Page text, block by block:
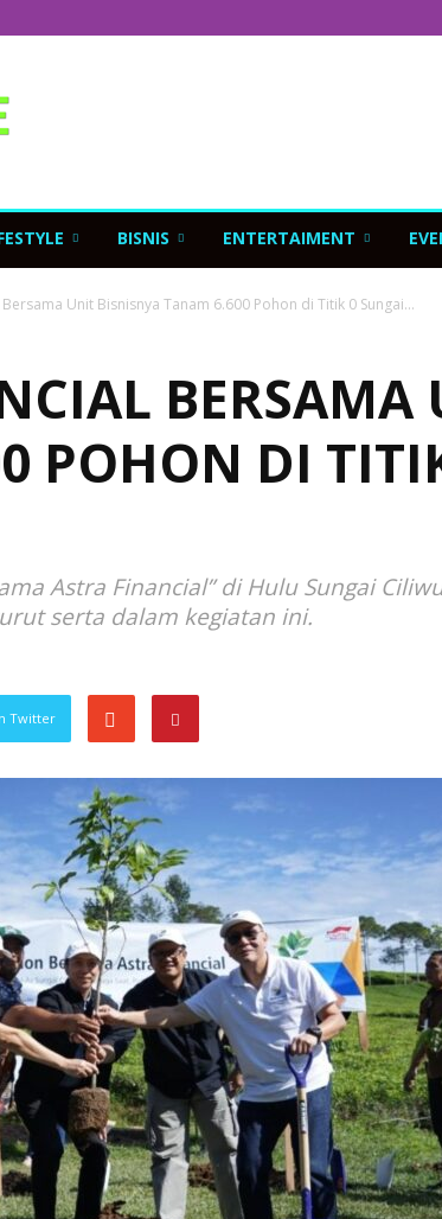
BISNIS ENTERTAIMENT
Unit Bisnisnya Tanam 6.600 Pohon di Titik 0 Sungai...
POHON DI
Astra Financial” di Hulu Sungai
serta dalam kegiatan ini.
Twitter